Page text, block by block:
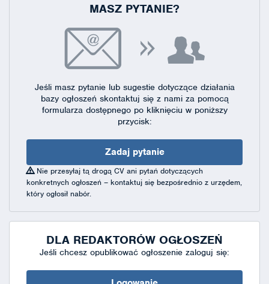
MASZ PYTANIE?
Jeśli masz pytanie lub sugestie dotyczące działania
bazy ogłoszeń skontaktuj się z nami za pomocą
formularza dostępnegopo kliknięciu w poniższy
przycisk:
Zadaj pytanie
Nie przesyłaj tą drogą CV ani pytań dotyczących
konkretnych ogłoszeń – kontaktuj się bezpośrednio z urzędem,
który ogłosił nabór.
DLA REDAKTORÓW OGŁOSZEŃ
Jeśli chcesz opublikować ogłoszenie zaloguj się: